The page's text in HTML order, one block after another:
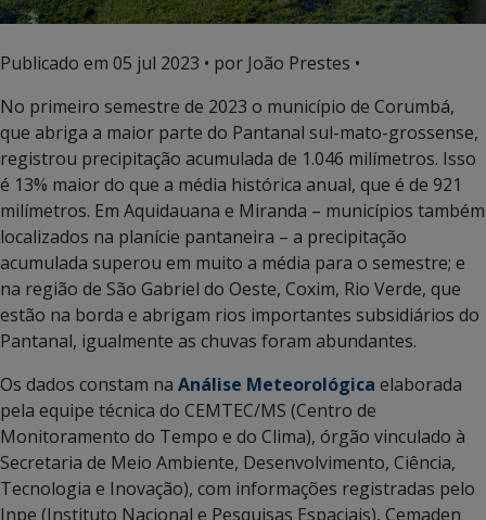
Publicado em 05 jul 2023 • por João Prestes •
No primeiro semestre de 2023 o município de Corumbá,
que abriga a maior parte do Pantanal sul-mato-grossense,
registrou precipitação acumulada de 1.046 milímetros. Isso
é 13% maior do que a média histórica anual, que é de 921
milímetros. Em Aquidauana e Miranda – municípios também
localizados na planície pantaneira – a precipitação
acumulada superou em muito a média para o semestre; e
na região de São Gabriel do Oeste, Coxim, Rio Verde, que
estão na borda e abrigam rios importantes subsidiários do
Pantanal, igualmente as chuvas foram abundantes.
Os dados constam na Análise Meteorológica elaborada
pela equipe técnica do CEMTEC/MS (Centro de
Monitoramento do Tempo e do Clima), órgão vinculado à
Secretaria de Meio Ambiente, Desenvolvimento, Ciência,
Tecnologia e Inovação), com informações registradas pelo
Inpe (Instituto Nacional e Pesquisas Espaciais), Cemaden